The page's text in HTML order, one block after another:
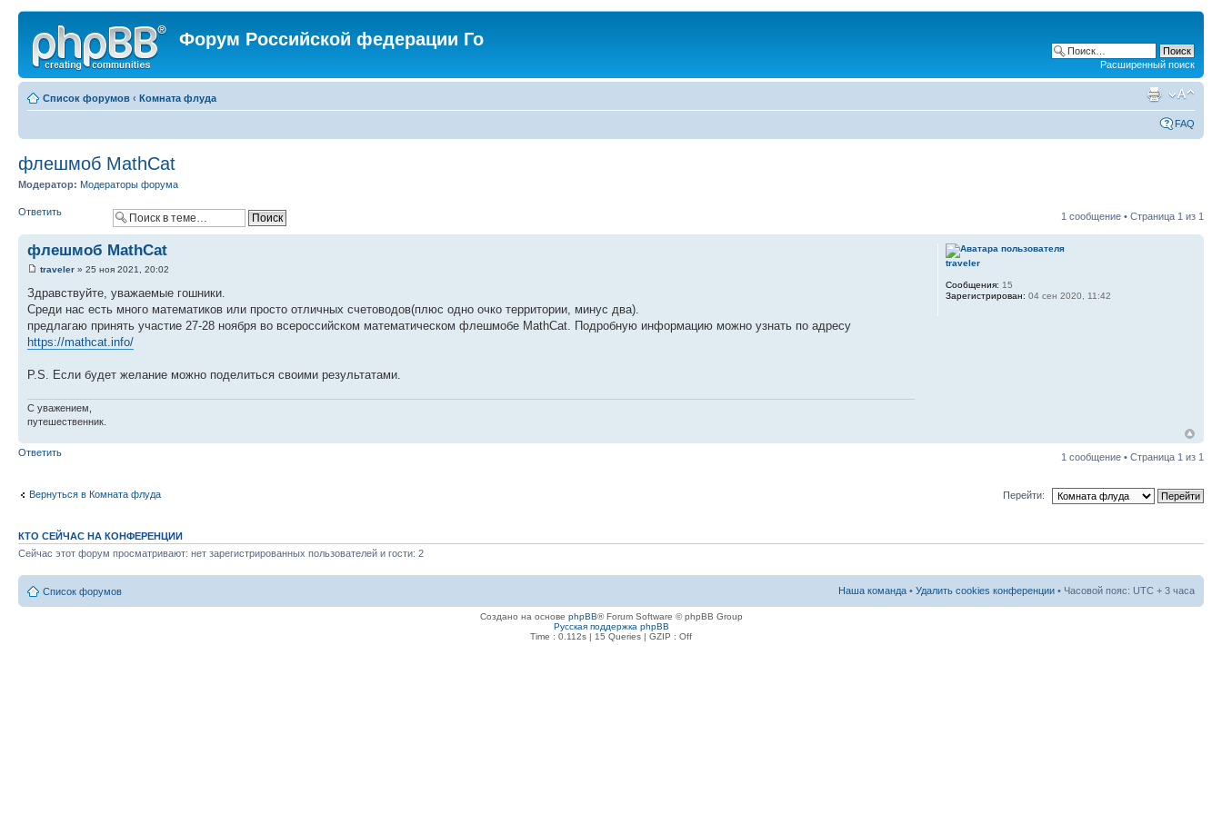
Форум Российской федерации Го
Расширенный поиск
Список форумов ‹ Комната флуда
FAQ
флешмоб MathCat
Модератор: Модераторы форума
Ответить 1 сообщение • Страница 1 из 1
флешмоб MathCat
traveler » 25 ноя 2021, 20:02
Здравствуйте, уважаемые гошники.
Среди нас есть много математиков или просто отличных счетоводов(плюс одно очко территории, минус два).
предлагаю принять участие 27-28 ноября во всероссийском математическом флешмобе MathCat. Подробную информацию можно узнать по адресу
https://mathcat.info/
P.S. Если будет желание можно поделиться своими результатами.
С уважением,
путешественник.
traveler
Сообщения: 15
Зарегистрирован: 04 сен 2020, 11:42
Ответить 1 сообщение • Страница 1 из 1
Вернуться в Комната флуда Перейти:
КТО СЕЙЧАС НА КОНФЕРЕНЦИИ
Сейчас этот форум просматривают: нет зарегистрированных пользователей и гости: 2
Список форумов Наша команда • Удалить cookies конференции • Часовой пояс: UTC + 3 часа
Создано на основе phpBB® Forum Software © phpBB Group
Русская поддержка phpBB
Time : 0.112s | 15 Queries | GZIP : Off